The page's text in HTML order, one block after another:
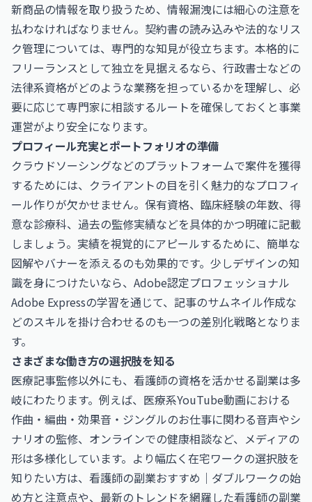
新商品の情報を取り扱うため、情報漏洩には細心の注意を
払わなければなりません。契約書の読み込みや法的なリス
ク管理については、専門的な知見が役立ちます。本格的に
フリーランスとして独立を見据えるなら、 行政書士などの
法律系資格がどのような業務を担っているかを理解し、必
要に応じて専門家に相談するルートを確保しておくと事業
運営がより安全になります。
プロフィール充実とポートフォリオの準備
クラウドソーシングなどのプラットフォームで案件を獲得
するためには、クライアントの目を引く魅力的なプロフィ
ール作りが欠かせません。保有資格、臨床経験の年数、得
意な診療科、過去の監修実績などを具体的かつ明確に記載
しましょう。実績を視覚的にアピールするために、簡単な
図解やバナーを添えるのも効果的です。少しデザインの知
識を身につけたいなら、 Adobe認定プロフェッショナル
Adobe Expressの学習を通じて、記事のサムネイル作成な
どのスキルを掛け合わせるのも一つの差別化戦略となりま
す。
さまざまな働き方の選択肢を知る
医療記事監修以外にも、看護師の資格を活かせる副業は多
岐にわたります。例えば、医療系YouTube動画における
作曲・編曲・効果音・ジングルのお仕事に関わる音声やシ
ナリオの監修、オンラインでの健康相談など、メディアの
形は多様化しています。より幅広く在宅ワークの選択肢を
知りたい方は、 看護師の副業おすすめ｜ダブルワークの始
め方と注意点や、最新のトレンドを網羅した看護師の副業